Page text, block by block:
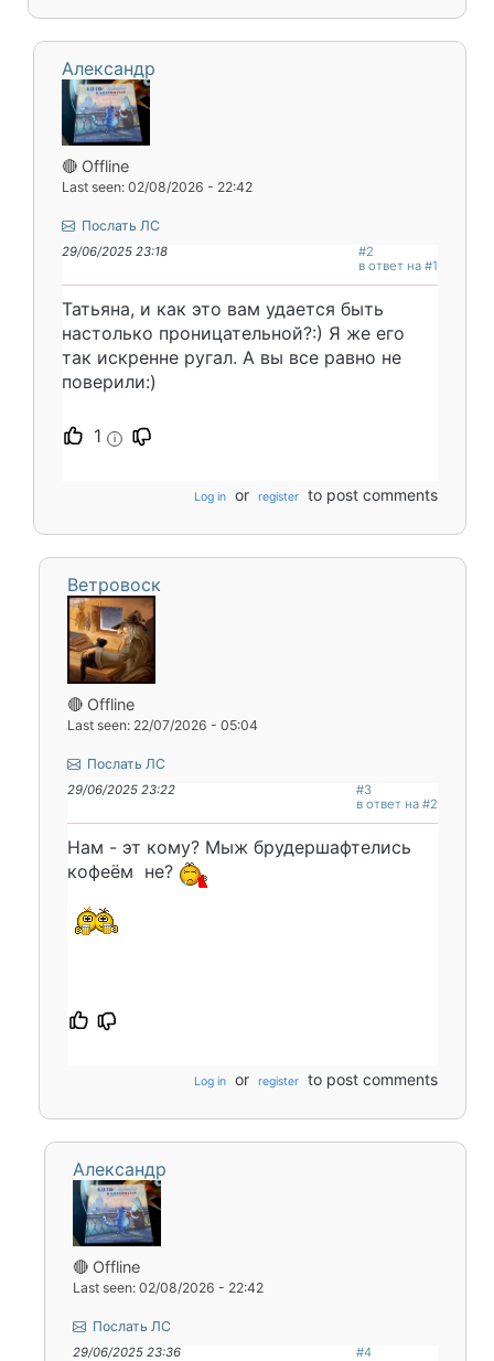
Александр
🔴 Offline
Last seen: 02/08/2026 - 22:42
Послать ЛС
29/06/2025 23:18
#2
в ответ на #1
Татьяна, и как это вам удается быть
настолько проницательной?:) Я же его
так искренне ругал. А вы все равно не
поверили:)
1 i
Log in or register to post comments
Ветровоск
🔴 Offline
Last seen: 22/07/2026 - 05:04
Послать ЛС
29/06/2025 23:22
#3
в ответ на #2
Нам - эт кому? Мыж брудершафтелись
кофеëм не?
Log in or register to post comments
Александр
🔴 Offline
Last seen: 02/08/2026 - 22:42
Послать ЛС
29/06/2025 23:36
#4